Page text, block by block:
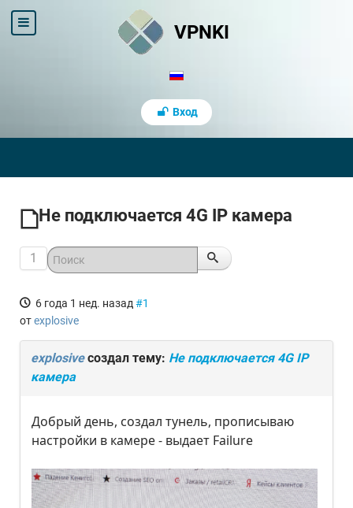
VPNKI
Вход
Не подключается 4G IP камера
1
6 года 1 нед. назад #1
отexplosive
explosiveсоздал тему: Не подключается 4G IP
камера
Добрый день, создал тунель, прописываю
настройки в камере - выдает Failure